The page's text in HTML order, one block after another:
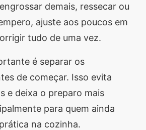
demais, ressecar ou
ajuste aos poucos em
tudo de uma vez.
é separar os
de começar. Isso evita
e deixa o preparo mais
para quem ainda
na cozinha.